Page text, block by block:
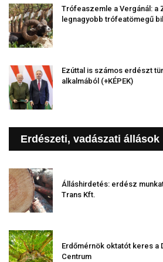
Trófeaszemle a Vergánál: a
legnagyobb trófeatömegű
Ezúttal is számos erdészt
alkalmából (+KÉPEK)
Erdészeti, vadászati állások
Álláshirdetés: erdész
Trans Kft.
Erdőmérnök oktatót keres
Centrum